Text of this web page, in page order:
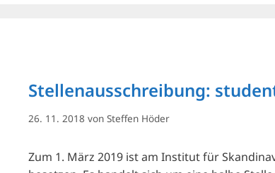
Stellenausschreibung:
26. 11. 2018 von Steffen Höder
Zum 1. März 2019 ist am Institut für